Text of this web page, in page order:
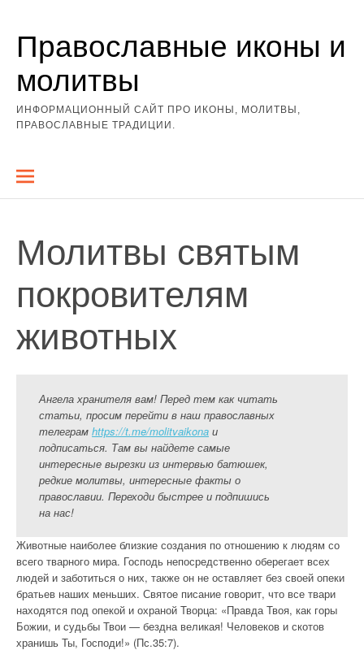
содержимому
Православные иконы и
молитвы
ИНФОРМАЦИОННЫЙ САЙТ ПРО ИКОНЫ, МОЛИТВЫ,
ПРАВОСЛАВНЫЕ ТРАДИЦИИ.
Молитвы святым
покровителям
животных
Ангела хранителя вам! Перед тем как читать
статьи, просим перейти в наш православных
телеграм https://t.me/molitvaikona и
подписаться. Там вы найдете самые
интересные вырезки из интервью батюшек,
редкие молитвы, интересные факты о
православии. Переходи быстрее и подпишись
на нас!
Животные наиболее близкие создания по отношению к людям со
всего тварного мира. Господь непосредственно оберегает всех
людей и заботиться о них, также он не оставляет без своей опеки
братьев наших меньших. Святое писание говорит, что все твари
находятся под опекой и охраной Творца: «Правда Твоя, как горы
Божии, и судьбы Твои — бездна великая! Человеков и скотов
хранишь Ты, Господи!» (Пс.35:7).